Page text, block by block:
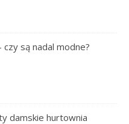
czy są nadal modne?
damskie hurtownia